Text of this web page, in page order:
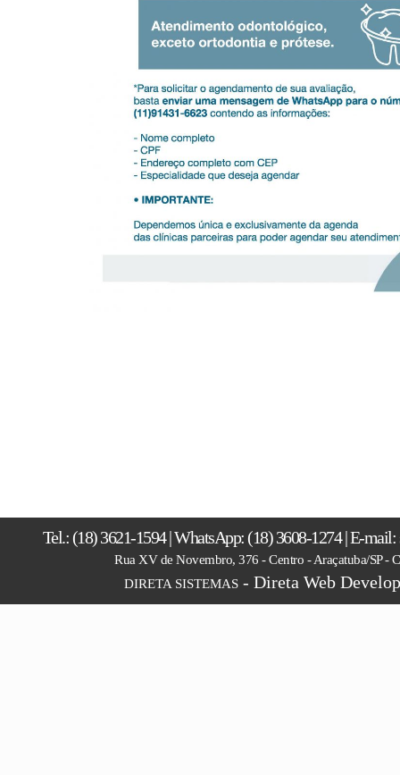
Tel.: (18) 3621-1594 | WhatsApp: (18) 3608-1274 | E-
Rua XV de Novembro, 376 - Centro - Araçatuba/SP -
DIRETA SISTEMAS- Direta Web